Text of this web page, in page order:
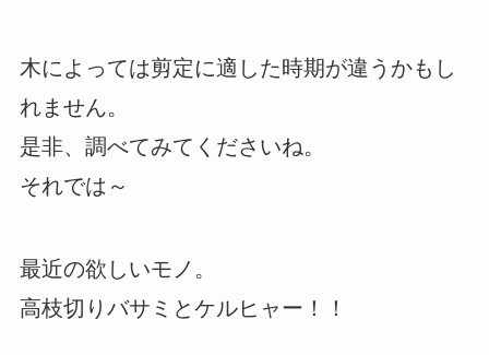
木によっては剪定に適した時期が違うかもし
れません。
是非、調べてみてくださいね。
それでは～
最近の欲しいモノ。
高枝切りバサミとケルヒャー！！